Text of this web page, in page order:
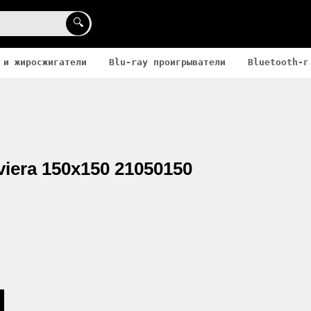
🔍
жиросжигатели Blu-ray проигрыватели Bluetooth-
150x150 21050150